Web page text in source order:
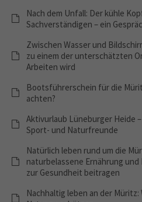
Nach dem Unfall: Der kühle
Sachverständigen – ein
Zwischen Wasser und
zu einem der unterschätzten
Arbeiten wird
Bootsführerschein für die
achten?
Aktivurlaub Lüneburger Heide
Sport- und Naturfreunde
Natürlich leben rund um die
naturbelassene Ernährung
zur Gesundheit beitragen
Nachhaltig leben an der